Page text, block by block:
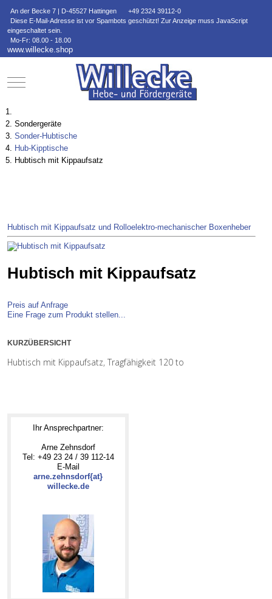
An der Becke 7 | D-45527 Hattingen
+49 2324 39112-0
Diese E-Mail-Adresse ist vor Spambots geschützt! Zur Anzeige muss JavaScript
eingeschaltet sein.
Mo-Fr: 08.00 - 18.00
www.willecke.shop
Mobile Menu Toggle
Sondergeräte
Sonder-Hubtische
Hub-Kipptische
Hubtisch mit Kippaufsatz
Hubtisch mit Kippaufsatz und Rolloelektro-mechanischer Boxenheber
Hubtisch mit Kippaufsatz
Preis auf Anfrage
Eine Frage zum Produkt stellen...
KURZÜBERSICHT
Hubtisch mit Kippaufsatz, Tragfähigkeit 120 to
Ihr Ansprechpartner:
Arne Zehnsdorf
Tel: +49 23 24 / 39 112-14
E-Mail
arne.zehnsdorf{at}
willecke.de